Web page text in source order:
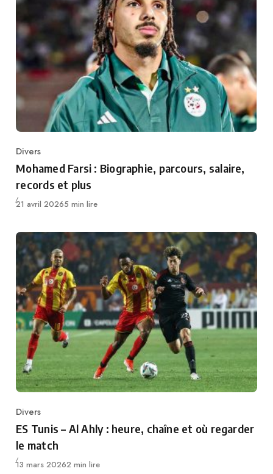
Category
Divers
Mohamed Farsi : Biographie, parcours, salaire,
records et plus
Publié
21 avril 20265 min lire
Category
Divers
ES Tunis – Al Ahly : heure, chaîne et où regarder
le match
Publié
13 mars 20262 min lire